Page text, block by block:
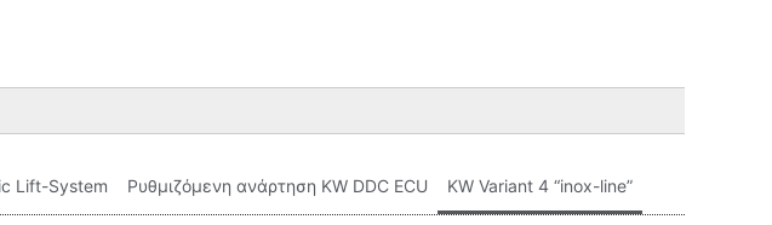
Lift-System Ρυθμιζόμενη ανάρτηση KW DDC ECU KW Variant 4 “inox-line”